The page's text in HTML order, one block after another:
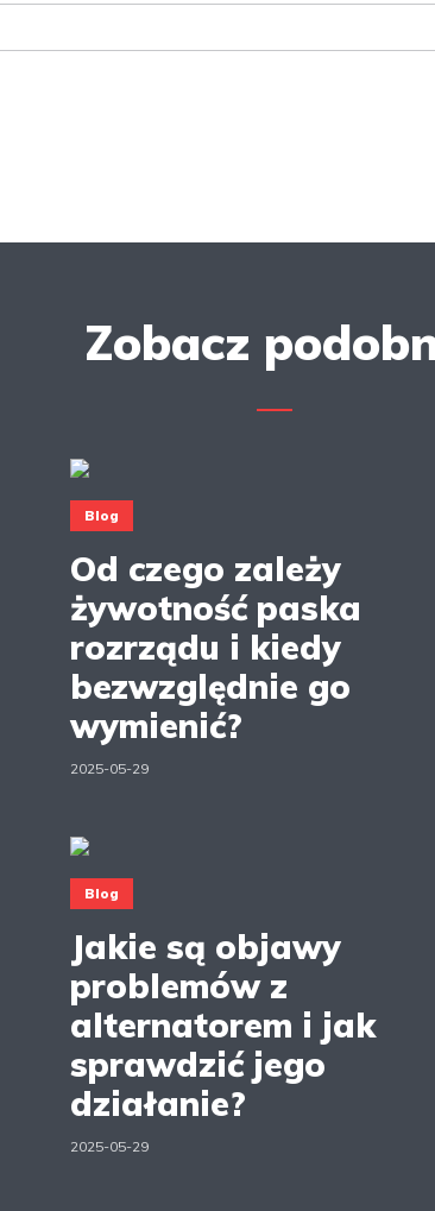
Zobacz
Blog
Od czego zależy
żywotność paska
rozrządu i kiedy
bezwzględnie go
wymienić?
2025-05-29
Blog
Jakie są objawy
problemów z
alternatorem i jak
sprawdzić jego
działanie?
2025-05-29